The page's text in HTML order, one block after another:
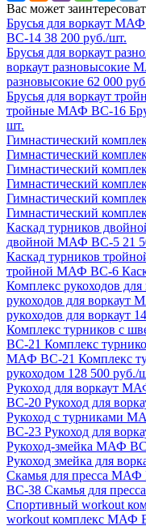
Вас может
Брусья для воркаут
ВС-14 38 200 руб./шт.
Брусья для воркаут
воркаут разновысокие
разновысокие 62 000
Брусья для воркаут
тройные МАФ ВС-16
шт.
Гимнастический
Гимнастический
Гимнастический
Гимнастический
Гимнастический
Гимнастический
Каскад турников
двойной МАФ ВС-5 21
Каскад турников
тройной МАФ ВС-6
Комплекс рукоходов
рукоходов для
рукоходов для воркаут
Комплекс турников с
ВС-21 Комплекс
МАФ ВС-21 Комплекс
рукоходом 128 500 руб./
Рукоход для воркаут
ВС-20 Рукоход для
Рукоход с турниками
ВС-23 Рукоход для
Рукоход-змейка МАФ
Рукоход змейка для
Скамья для пресса
ВС-38 Скамья для пресса
Спортивный workout
workout комплекс МАФ